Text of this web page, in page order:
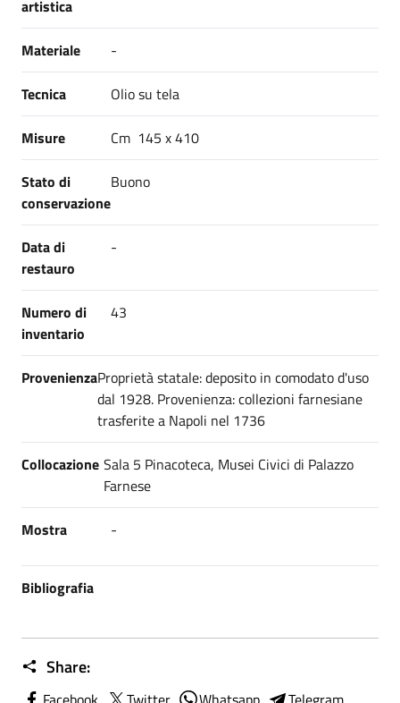
artistica
Materiale -
Tecnica Olio su tela
Misure Cm 145 x 410
Stato di
conservazione
Buono
Data di
restauro
-
Numero di
inventario
43
ProvenienzaProprietà statale: deposito in comodato d'uso
dal 1928. Provenienza: collezioni farnesiane
trasferite a Napoli nel 1736
Collocazione Sala 5 Pinacoteca, Musei Civici di Palazzo
Farnese
Mostra -
Bibliografia
Share: